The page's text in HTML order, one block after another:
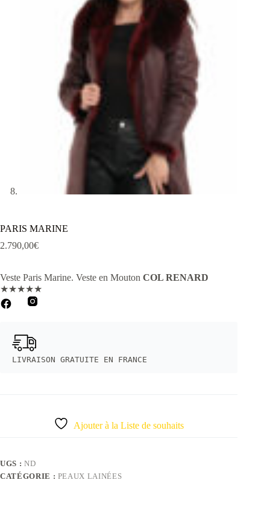
PARIS MARINE
2.790,00€
Veste Paris Marine. Veste en Mouton COL RENARD
★★★★★
LIVRAISON GRATUITE EN FRANCE
Ajouter à la Liste de souhaits
UGS : ND
CATÉGORIE : PEAUX LAINÉES